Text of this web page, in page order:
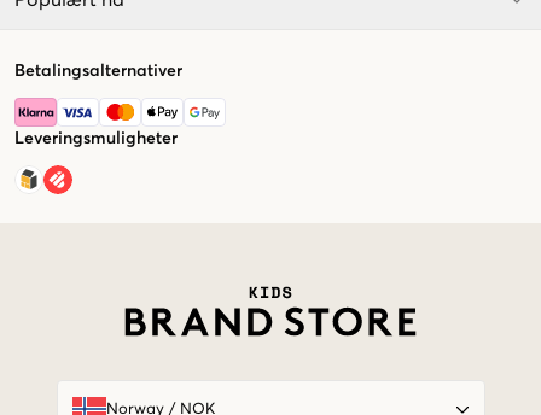
Betalingsalternativer
Leveringsmuligheter
Norway/ NOK